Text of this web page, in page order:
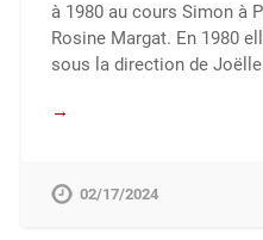
à 1980 au cours Simon à
Rosine Margat. En 1980
sous la direction de
→
02/17/2024